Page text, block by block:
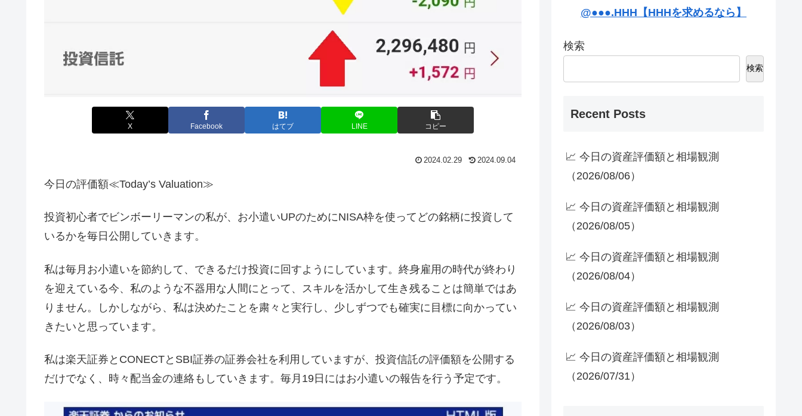
X Facebook はてブ LINE コピー
2024.02.29 2024.09.04
今日の評価額≪Today’s Valuation≫
投資初心者でビンボーリーマンの私が、お小遣いUPのためにNISA枠を使ってどの銘柄に投資して
いるかを毎日公開していきます。
私は毎月お小遣いを節約して、できるだけ投資に回すようにしています。終身雇用の時代が終わり
を迎えている今、私のような不器用な人間にとって、スキルを活かして生き残ることは簡単ではあ
りません。しかしながら、私は決めたことを粛々と実行し、少しずつでも確実に目標に向かってい
きたいと思っています。
私は楽天証券とCONECTとSBI証券の証券会社を利用していますが、投資信託の評価額を公開する
だけでなく、時々配当金の連絡もしていきます。毎月19日にはお小遣いの報告を行う予定です。
@●●●.HHH【HHHを求めるなら】
検索
検索
Recent Posts
📈 今日の資産評価額と相場観測
（2026/08/06）
📈 今日の資産評価額と相場観測
（2026/08/05）
📈 今日の資産評価額と相場観測
（2026/08/04）
📈 今日の資産評価額と相場観測
（2026/08/03）
📈 今日の資産評価額と相場観測
（2026/07/31）